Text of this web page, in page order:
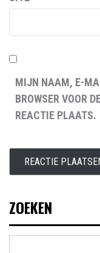
MIJN NAAM, E-
BROWSER VOOR
REACTIE PLAATS.
ZOEKEN